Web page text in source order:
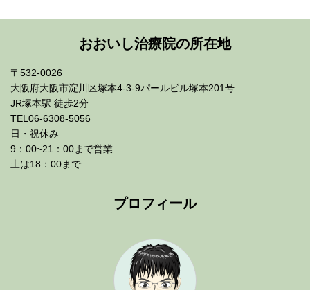
おおいし治療院の所在地
〒532-0026
大阪府大阪市淀川区塚本4-3-9パールビル塚本201号
JR塚本駅 徒歩2分
TEL06-6308-5056
日・祝休み
9：00~21：00まで営業
土は18：00まで
プロフィール